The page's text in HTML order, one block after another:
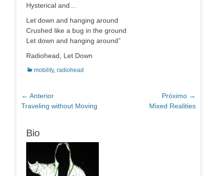
Hysterical and…
Let down and hanging around
Crushed like a bug in the ground
Let down and hanging around”
Radiohead, Let Down
Categorias:
mobility, radiohead
Navegação
de
← Anterior
Post
Traveling without Moving
Próximo →
Mixed Realities
Bio